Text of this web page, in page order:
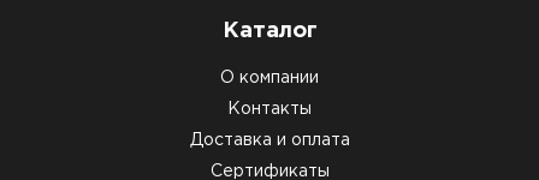
Каталог
О компании
Контакты
Доставка и оплата
Сертификаты